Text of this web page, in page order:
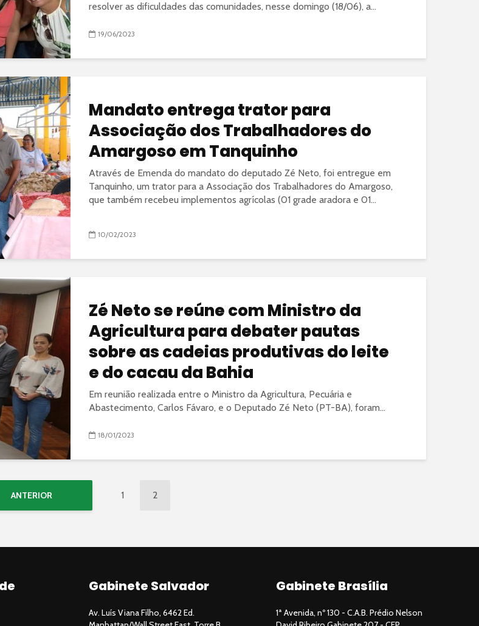
resolver as dificuldades das comunidades, nesse domingo (18/06), a...
19/06/2023
Mandato entrega trator para
Associação dos Trabalhadores do
Amargoso em Tanquinho
Através de Emenda do mandato do deputado Zé Neto, foi entregue em
Tanquinho, um trator para a Associação dos Trabalhadores do Amargoso,
que também recebeu implementos agrícolas (01 grade aradora e 01...
10/02/2023
Zé Neto se reúne com Ministro da
Agricultura para debater pautas
sobre as cadeias produtivas do leite
e do cacau da Bahia
Em reunião realizada entre o Ministro da Agricultura, Pecuária e
Abastecimento, Carlos Fávaro, e o Deputado Zé Neto (PT-BA), foram...
18/01/2023
ANTERIOR 1 2
Gabinete Salvador
Av. Luís Viana Filho, 6462 Ed.
Gabinete Brasília
1ª Avenida, nº 130 - C.A.B. Prédio Nelson